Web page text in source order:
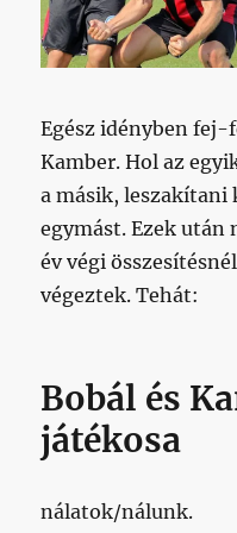
Egész idényben
Kamber. Hol az
a másik, leszakítani
egymást. Ezek után
év végi
végeztek. Tehát:
Bobál és
játékosa
nálatok/nálunk.